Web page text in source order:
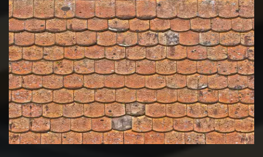
Nettoyage et démoussage de
toiture 39 Jura